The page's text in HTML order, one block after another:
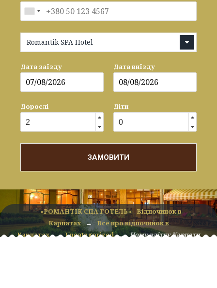
Romantik SPA Hotel
Дата заїзду Дата виїзду
Дорослі Діти
ЗАМОВИТИ
«РОМАНТІК СПА ГОТЕЛЬ» - Відпочинок в
Карпатах →
Все про відпочинок в
Карпатах → Uncategorized → Чому влітку Карпати